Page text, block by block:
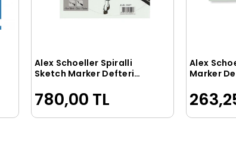
Sepete Ekle
Alex Schoeller Spiralli
Sketch Marker Defteri
780,00 TL
Alex
Marker